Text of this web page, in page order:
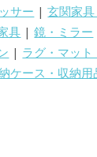
サー |玄関家
具 |鏡・ミラー
| ラグ・マット
ケース・収納用